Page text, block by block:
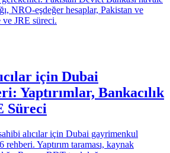
NRO-eşdeğer hesaplar, Pakistan ve
JRE süreci.
için Dubai
Yaptırımlar, Bankacılık
Süreci
alıcılar için Dubai gayrimenkul
Yaptırım taraması, kaynak